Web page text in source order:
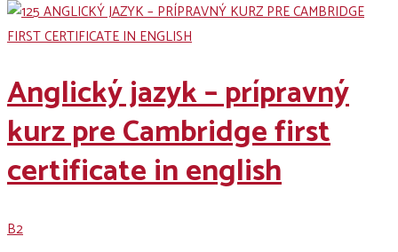
Anglický jazyk – prípravný
kurz pre Cambridge first
certificate in english
B2